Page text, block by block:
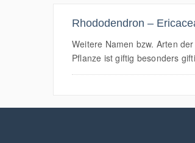
Rhododendron –
Weitere Namen bzw. Arten
Pflanze ist giftig besonders